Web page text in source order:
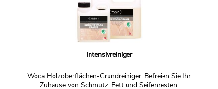
Intensivreiniger
Woca Holzoberflächen-Grundreiniger: Befreien Sie Ihr
Zuhause von Schmutz, Fett und Seifenresten.